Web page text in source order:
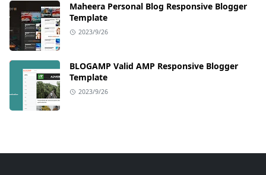
Maheera Personal Blog Responsive Blogger
Template
2023/9/26
BLOGAMP Valid AMP Responsive Blogger
Template
2023/9/26